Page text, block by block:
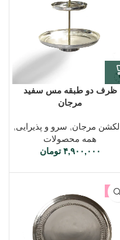
ظرف دو طبقه مس سفید
مرجان
مرجان, سرو و پذیرایی,
همه محصولات
۴,۹۰۰,۰۰۰ تومان
-6%